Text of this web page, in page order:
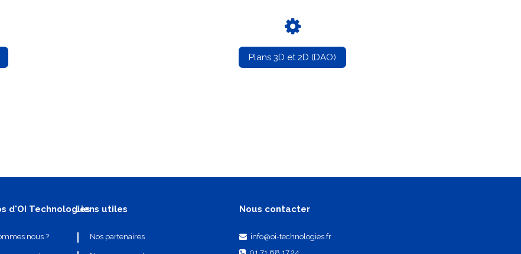
Plans 3D et 2D (DAO)
d'OI Technologies
nous ?
Liens utiles
Nos partenaires
Nous contacter
info@oi-technologies.fr